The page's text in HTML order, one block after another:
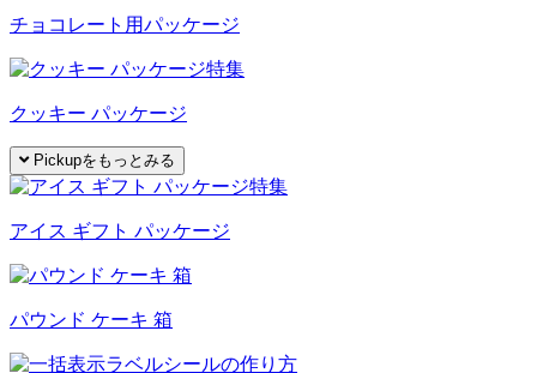
チョコレート用パッケージ
クッキー パッケージ
Pickupをもっとみる
アイス ギフト パッケージ
パウンド ケーキ 箱